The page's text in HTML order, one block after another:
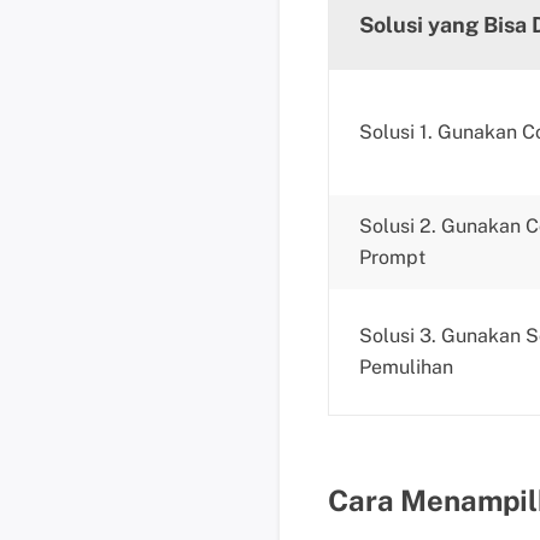
Solusi yang Bisa
Solusi 1. Gunakan
Solusi 2. Gunakan
Prompt
Solusi 3. Gunakan
Pemulihan
Cara